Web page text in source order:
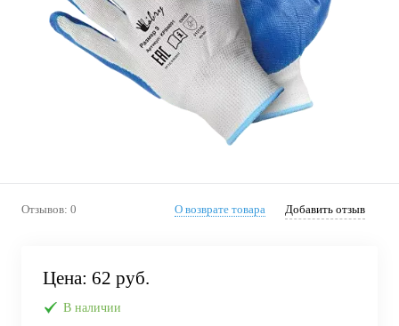
Отзывов: 0 О возврате товара Добавить отзыв
Цена: 62 руб.
В наличии